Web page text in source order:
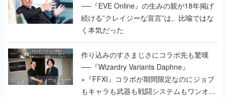
──『EVE Online』の生みの親が18年掲げ
続ける”クレイジーな宣言”は、比喩ではな
く本気だった
作り込みのすさまじさにコラボ先も驚嘆
──『Wizardry Variants Daphne』
×『FFXI』コラボが期間限定なのにジョブ
もキャラも武器も戦闘システムもワンオフ